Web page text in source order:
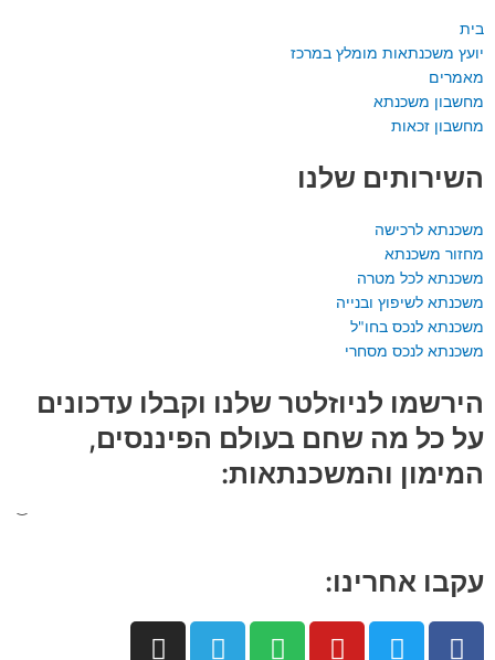
הירשמו לניוזלטר שלנו וקבלו עדכונים
על כל מה שחם בעולם הפיננסים,
המימון והמשכנתאות:
עקבו אחרינו:
F
T
Y
S
T
I
השירותים שלנו
משכנתא לרכישה
מחזור משכנתא
משכנתא לכל מטרה
משכנתא לשיפוץ ובנייה
משכנתא לנכס בחו"ל
משכנתא לנכס מסחרי
בית
יועץ משכנתאות מומלץ במרכז
מאמרים
מחשבון משכנתא
מחשבון זכאות